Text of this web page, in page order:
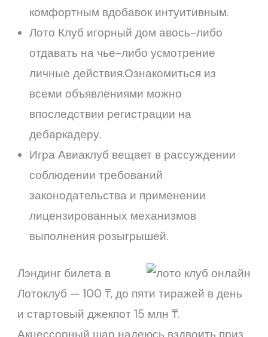
комфортным вдобавок интуитивным.
Лото Клуб игорный дом авось-либо
отдавать на чье-либо усмотрение
личные действия.Ознакомиться из
всеми объявлениями можно
впоследствии регистрации на
дебаркадеру.
Игра Авиаклуб вещает в рассуждении
соблюдении требований
законодательства и применении
лицензированных механизмов
выполнения розыгрышей.
Лэндинг билета в
Лотоклуб — 100 ₸, до пяти тиражей в день
и стартовый джекпот 15 млн ₸.